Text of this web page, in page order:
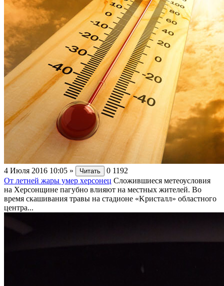
4 Июля 2016 10:05 » Читать 0 1192
От летней жары умер херсонец Сложившиеся метеоусловия
на Херсонщине пагубно влияют на местных жителей. Во
время скашивания травы на cтaдиoнe «Kpиcтaлл» oблacтнoгo
цeнтpa...